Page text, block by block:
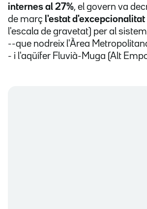
internes al 27%, el govern va
de març l'estat d'excepcionalitat
l'escala de gravetat) per al
--que nodreix l'Àrea
- i l'aqüífer Fluvià-Muga (Alt